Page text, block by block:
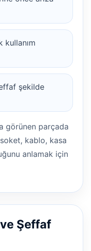
kullanım
şekilde
görünen parçada
kablo, kasa
anlamak için
Şeffaf